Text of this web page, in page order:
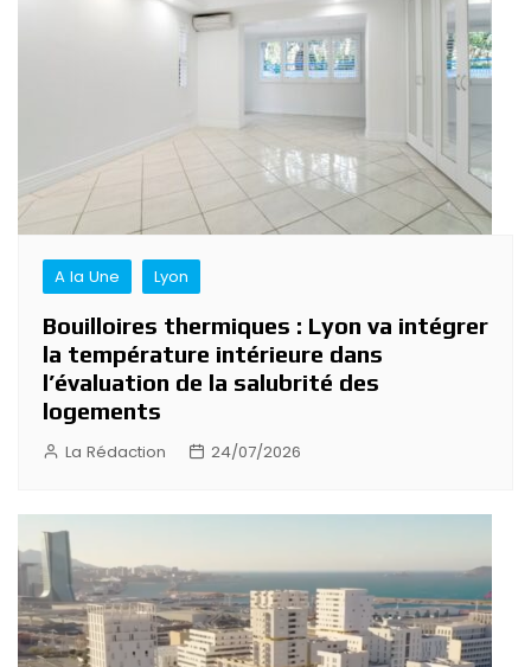
A la Une Lyon
Bouilloires thermiques : Lyon va intégrer
la température intérieure dans
l’évaluation de la salubrité des
logements
La Rédaction 24/07/2026